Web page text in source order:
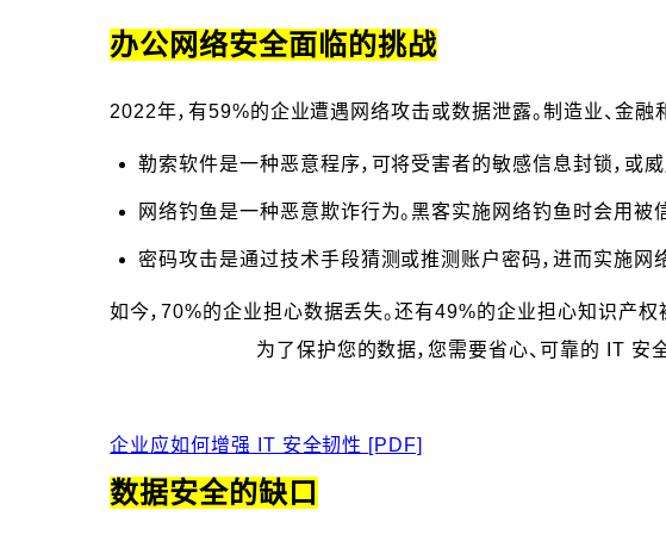
办公网络安全面临的挑战
2022年，有59%的企业遭遇网络攻击或数据泄露。制造业、金
勒索软件是一种恶意程序，可将受害者的敏感信息封锁，或威
网络钓鱼是一种恶意欺诈行为。黑客实施网络钓鱼时会用被
密码攻击是通过技术手段猜测或推测账户密码，进而实施网
如今，70%的企业担心数据丢失。还有49%的企业担心知识产
为了保护您的数据，您需要省心、可靠的 IT 安
企业应如何增强 IT 安全韧性 [PDF]
数据安全的缺口